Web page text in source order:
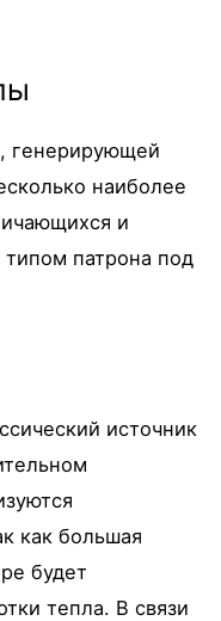
генерирующей
наиболее
и
патрона под
источник
как большая
будет
тепла. В связи